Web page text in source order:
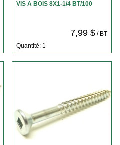
VIS A BOIS 8X1-1/4 BT/100
7,99 $/ BT
Quantité: 1